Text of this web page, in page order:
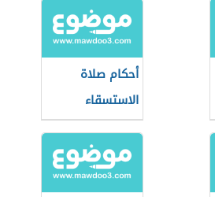
أحكام صلاة
الاستسقاء